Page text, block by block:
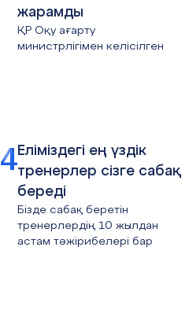
жарамды
ҚР Оқу ағарту
министрлігімен келісілген
4Еліміздегі ең үздік
тренерлер сізге сабақ
береді
Бізде сабақ беретін
тренерлердің 10 жылдан
астам тәжірибелері бар